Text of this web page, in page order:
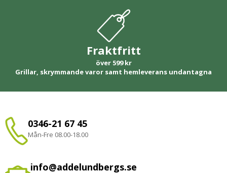
Fraktfritt
över 599 kr
Grillar, skrymmande varor samt hemleverans undantagna
0346-21 67 45
Mån-Fre 08.00-18.00
info@addelundbergs.se